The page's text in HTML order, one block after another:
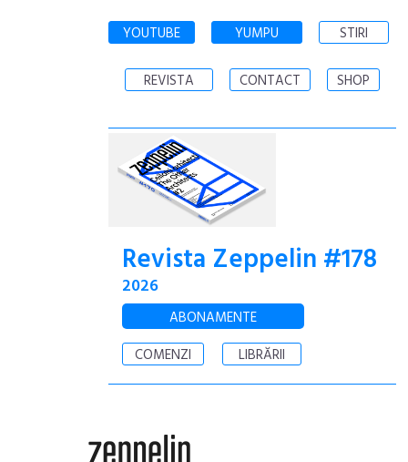
YOUTUBE YUMPU STIRI
REVISTA CONTACT SHOP
Revista Zeppelin #178
2026
ABONAMENTE
COMENZI
LIBRĂRII